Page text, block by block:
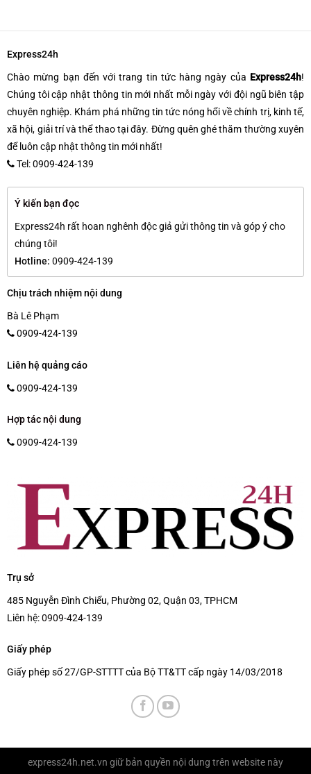
Express24h
Chào mừng bạn đến với trang tin tức hàng ngày của Express24h!
Chúng tôi cập nhật thông tin mới nhất mỗi ngày với đội ngũ biên tập
chuyên nghiệp. Khám phá những tin tức nóng hổi về chính trị, kinh tế,
xã hội, giải trí và thể thao tại đây. Đừng quên ghé thăm thường xuyên
để luôn cập nhật thông tin mới nhất!
Tel: 0909-424-139
Ý kiến bạn đọc
Express24h rất hoan nghênh độc giả gửi thông tin và góp ý cho
chúng tôi!
Hotline: 0909-424-139
Chịu trách nhiệm nội dung
Bà Lê Phạm
0909-424-139
Liên hệ quảng cáo
0909-424-139
Hợp tác nội dung
0909-424-139
Trụ sở
485 Nguyễn Đình Chiểu, Phường 02, Quận 03, TPHCM
Liên hệ:0909-424-139
Giấy phép
Giấy phép số 27/GP-STTTT của Bộ TT&TT cấp ngày 14/03/2018
express24h.net.vn giữ bản quyền nội dung trên website này